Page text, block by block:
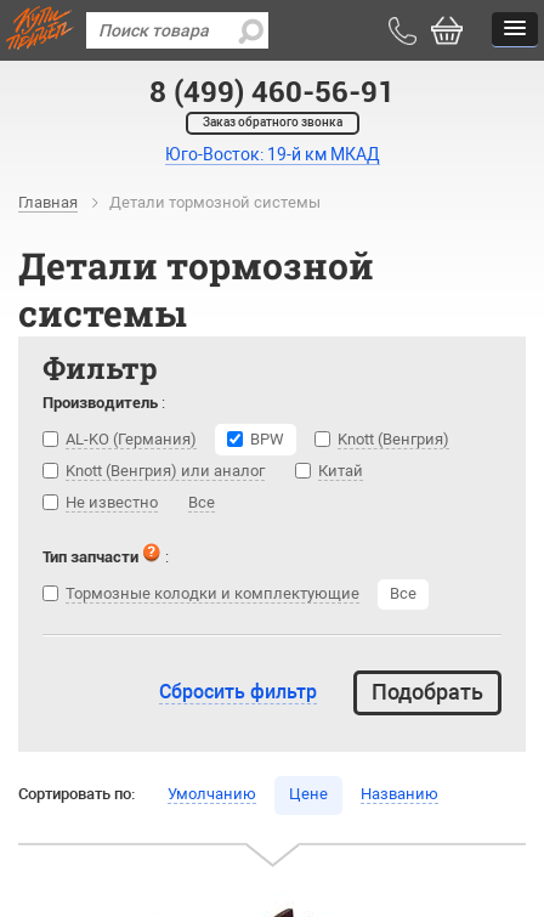
8 (499) 460-56-91
Заказ обратного звонка
Юго-Восток: 19-й км МКАД
Главная Детали тормозной системы
Детали тормозной
системы
Фильтр
Производитель :
AL-KO (Германия)
BPW
Knott (Венгрия)
Knott (Венгрия) или аналог
Китай
Не известно
Все
Тип запчасти
:
Тормозные колодки и комплектующие
Все
Сбросить фильтр
Сортировать по: Умолчанию Цене Названию